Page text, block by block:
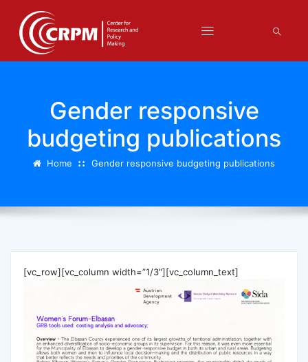
Gender responsive
budgeting publications
Home Gender responsive budgeting publications
[vc_row][vc_column width=”1/3″][vc_column_text]